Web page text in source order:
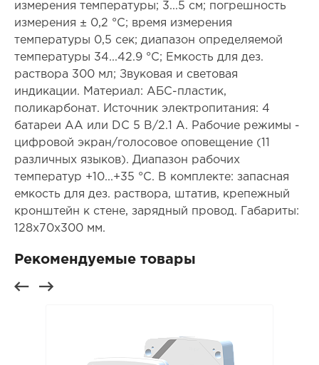
измерения температуры; 3...5 см; погрешность
измерения ± 0,2 °С; время измерения
температуры 0,5 сек; диапазон определяемой
температуры 34...42.9 °C; Емкость для дез.
раствора 300 мл; Звуковая и световая
индикации. Материал: АБС-пластик,
поликарбонат. Источник электропитания: 4
батареи АА или DC 5 В/2.1 А. Рабочие режимы -
цифровой экран/голосовое оповещение (11
различных языков). Диапазон рабочих
температур +10...+35 °C. В комплекте: запасная
емкость для дез. раствора, штатив, крепежный
кронштейн к стене, зарядный провод. Габариты:
128х70х300 мм.
Рекомендуемые товары